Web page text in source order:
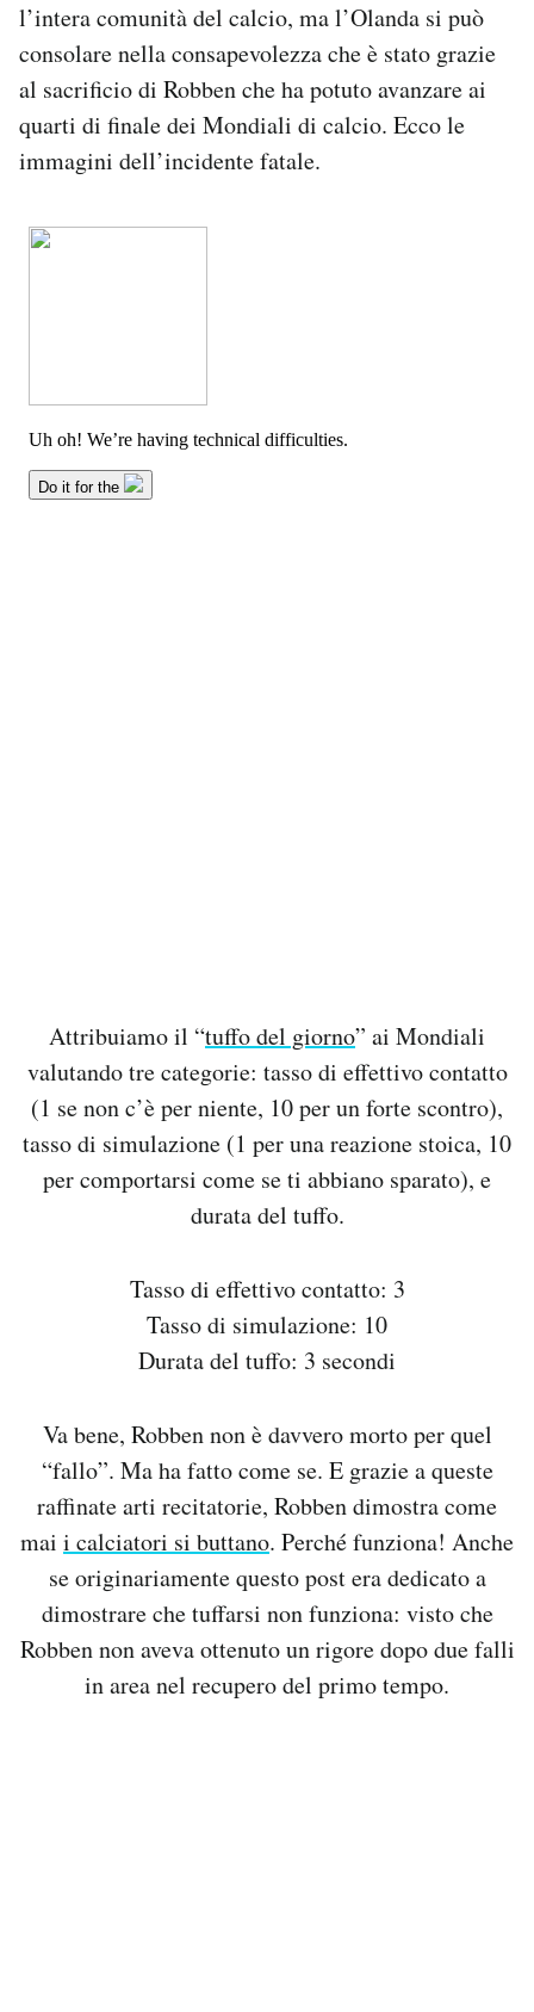
l’intera comunità del calcio, ma l’Olanda si può
consolare nella consapevolezza che è stato grazie
al sacrificio di Robben che ha potuto avanzare ai
quarti di finale dei Mondiali di calcio. Ecco le
immagini dell’incidente fatale.
Attribuiamo il “tuffo del giorno” ai Mondiali
valutando tre categorie: tasso di effettivo contatto
(1 se non c’è per niente, 10 per un forte scontro),
tasso di simulazione (1 per una reazione stoica, 10
per comportarsi come se ti abbiano sparato), e
durata del tuffo.
Tasso di effettivo contatto: 3
Tasso di simulazione: 10
Durata del tuffo: 3 secondi
Va bene, Robben non è davvero morto per quel
“fallo”. Ma ha fatto come se. E grazie a queste
raffinate arti recitatorie, Robben dimostra come
mai i calciatori si buttano. Perché funziona! Anche
se originariamente questo post era dedicato a
dimostrare che tuffarsi non funziona: visto che
Robben non aveva ottenuto un rigore dopo due falli
in area nel recupero del primo tempo.